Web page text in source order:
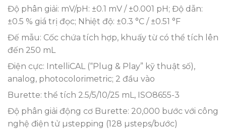
Độ phân giải: mV/pH: ±0.1 mV / ±0.001 pH; Độ dẫn:
±0.5 % giá trị đọc; Nhiệt độ: ±0.3 °C / ±0.51 °F
Đế mẫu: Cốc chứa tích hợp, khuấy từ có thể tích lên
đến 250 mL
Điện cực: IntelliCAL (“Plug & Play” kỹ thuật số),
analog, photocolorimetric; 2 đầu vào
Burette: thể tích 2.5/5/10/25 mL, ISO8655-3
Độ phân giải động cơ Burette: 20,000 bước với công
nghệ điện tử µstepping (128 µsteps/bước)